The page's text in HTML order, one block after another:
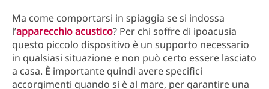
Ma come comportarsi in spiaggia se si indossa
l’apparecchio acustico? Per chi soffre di ipoacusia
questo piccolo dispositivo è un supporto necessario
in qualsiasi situazione e non può certo essere lasciato
a casa. È importante quindi avere specifici
accorgimenti quando si è al mare, per garantire una